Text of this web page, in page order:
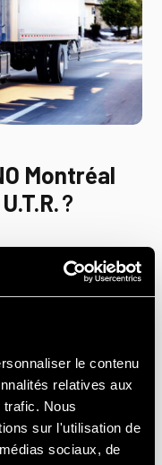
le contenu
relatives aux
Nous
sur l'utilisation de
sociaux, de
Montréal
?
à Montréal au
Hino, incluant
et les
de
sous un même